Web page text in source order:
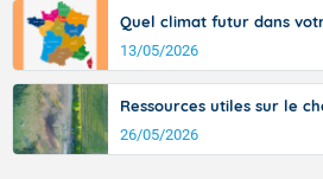
Quel climat futur dans
13/05/2026
Ressources utiles sur le
26/05/2026